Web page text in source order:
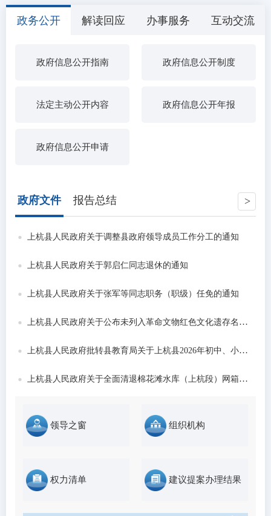
品产销对接活动展...
发布时间：2026-07-27
关于公开征求《水表、燃气表强制检定制度（征求意
发布时间：2026-07-21
中央层面整治形式主义为基层减负专项工作机制办公
发布时间：2026-07-15
农民工工资保证金返还公示（三）
县第十八批高校...
上杭县2026年度动物疫病强制免疫“先打后补”实施养
政务公开 解读回应 办事服务 互动交流
政府信息公开指南 政府信息公开制度
法定主动公开内容 政府信息公开年报
政府信息公开申请
政府文件 报告总结
上杭县人民政府关于调整县政府领导成员工作分工的通知
上杭县人民政府关于郭启仁同志退休的通知
上杭县人民政府关于张军等同志职务（职级）任免的通知
上杭县人民政府关于公布未列入革命文物红色文化遗存名录的通告
上杭县人民政府批转县教育局关于上杭县2026年初中、小学和城区公办幼儿园招生工作意...
上杭县人民政府关于全面清退棉花滩水库（上杭段）网箱养殖的通告
领导之窗 组织机构
权力清单 建议提案办理结果